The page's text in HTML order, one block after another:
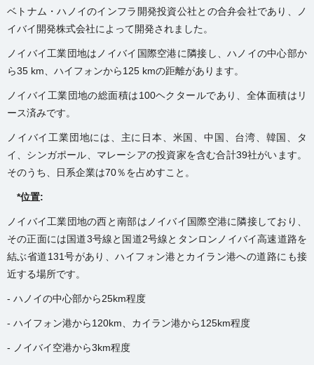
ベトナム・ハノイのインフラ開発投資公社との合弁会社であり、ノ
イバイ開発株式会社によって開発されました。
ノイバイ工業団地はノイバイ国際空港に隣接し、ハノイの中心部か
ら35 km、ハイフォンから125 kmの距離があります。
ノイバイ工業団地の総面積は100ヘクタールであり、全体面積はリ
ース済みです。
ノイバイ工業団地には、主に日本、米国、中国、台湾、韓国、タ
イ、シンガポール、マレーシアの投資家を含む合計39社がいます。
そのうち、日系企業は70％を占めすこと。
*位置:
ノイバイ工業団地の西と南部はノイバイ国際空港に隣接しており、
その正面には国道3号線と国道2号線とタンロンノイバイ高速道路を
結ぶ省道131号があり、ハイフォン港とカイラン港への道路にも接
近する場所です。
- ハノイの中心部から25km程度
- ハイフォン港から120km、カイラン港から125km程度
- ノイバイ空港から3km程度